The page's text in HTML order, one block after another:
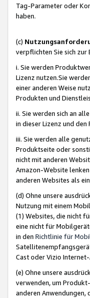
Tag-Parameter oder
haben.
(c)
verpflichten Sie sich
i. Sie werden
Lizenz nutzen.Sie
einer anderen Weise
Produkten und
ii. Sie werden sich an
in dieser Lizenz und
iii. Sie werden alle
Produktseite oder
nicht mit anderen
Amazon-Website
anderen Websites als
(d) Ohne unsere
Nutzung mit einem
(1) Websites, die nicht
eine nicht für
in den Richtlinie für
Cast oder Vizio
(e) Ohne unsere
verwenden, um
anderen